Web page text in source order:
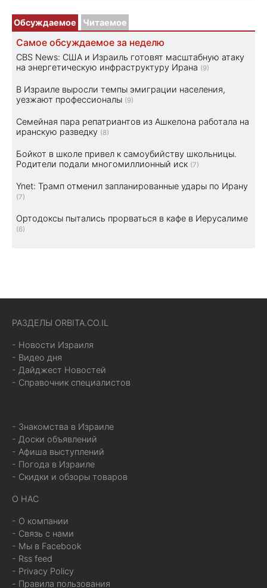
Обсуждаемое Читаемое
Самое обсуждаемое за неделю
CBS News: США и Израиль готовят масштабную атаку
на энергетическую инфраструктуру Ирана (9)
В Израиле выросли темпы эмиграции населения,
уезжают профессионалы (9)
Семейная пара репатриантов из Ашкелона работала на
иранскую разведку (8)
Бойкот в школе привел к самоубийству школьницы.
Родители подали многомиллионный иск (7)
Ynet: Трамп отменил запланированные удары по Ирану
(7)
Ортодоксы пытались прорваться в кафе в Иерусалиме
(6)
РАЗДЕЛЫ ORBITA.CO.IL
- Новости Израиля
- Видео дня
- Дайджест Новостей
- Справочник специалистов
- Знакомства в Израиле
- Доски объявлений
- Афиша выступлений
- Погода в Израиле
- Скидки и обзоры товаров
О НАС
- О компании
- Связь с нами
- Мы в Facebook
- Rss feed
- Privacy Policy
- Правила пользования